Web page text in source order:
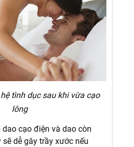
tình dục sau khi vừa cạo
lông
cạo điện và dao còn
dễ gây trầy xước nếu